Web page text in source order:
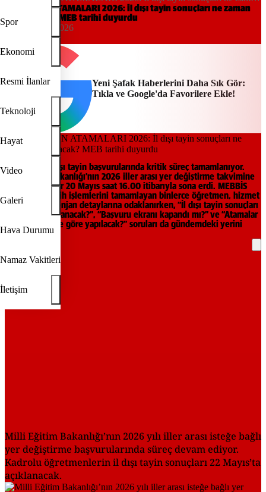
Spor
Ekonomi
Resmi İlanlar
Teknoloji
Hayat
Video
Galeri
Hava Durumu
Namaz Vakitleri
İletişim
açıklanacak? MEB tarihi duyurdu
ÖĞRETMEN ATAMALARI 2026: İl dışı tayin sonuçları ne zaman
açıklanacak? MEB tarihi duyurdu
19:01, 20/05/2026
Yeni Şafak Haberlerini Daha Sık Gör:
Tıkla ve Google'da Favorilere Ekle!
Öğretmen il dışı tayin başvurularında kritik süreç tamamlanıyor.
Milli Eğitim Bakanlığı’nın 2026 iller arası yer değiştirme takvimine
göre başvurular 20 Mayıs saat 16.00 itibarıyla sona erdi. MEBBİS
üzerinden tercih işlemlerini tamamlayan binlerce öğretmen, hizmet
puanı ve kontenjan detaylarına odaklanırken, “İl dışı tayin sonuçları
ne zaman açıklanacak?”, “Başvuru ekranı kapandı mı?” ve “Atamalar
hangi kriterlere göre yapılacak?” soruları da gündemdeki yerini
koruyor.
REKLAM
Milli Eğitim Bakanlığı’nın 2026 yılı iller arası isteğe bağlı
yer değiştirme başvurularında süreç devam ediyor.
Kadrolu öğretmenlerin il dışı tayin sonuçları 22 Mayıs’ta
açıklanacak.